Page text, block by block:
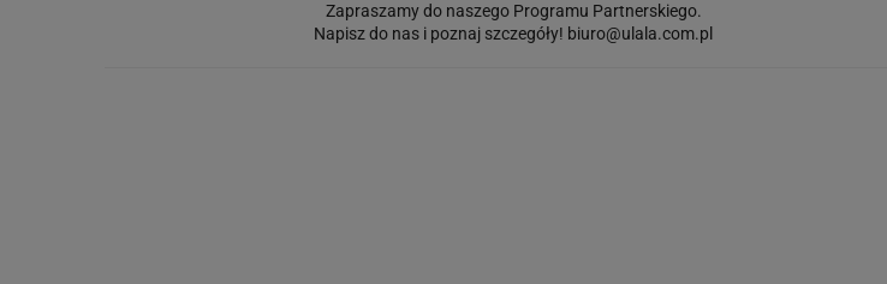
Zapraszamy do naszego Programu Partnerskiego.
Napisz do nas i poznaj szczegóły! biuro@ulala.com.pl